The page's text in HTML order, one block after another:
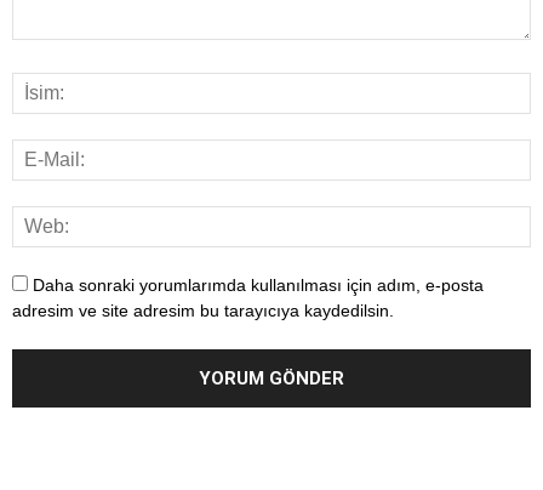
Daha sonraki yorumlarımda kullanılması için adım, e-posta
adresim ve site adresim bu tarayıcıya kaydedilsin.